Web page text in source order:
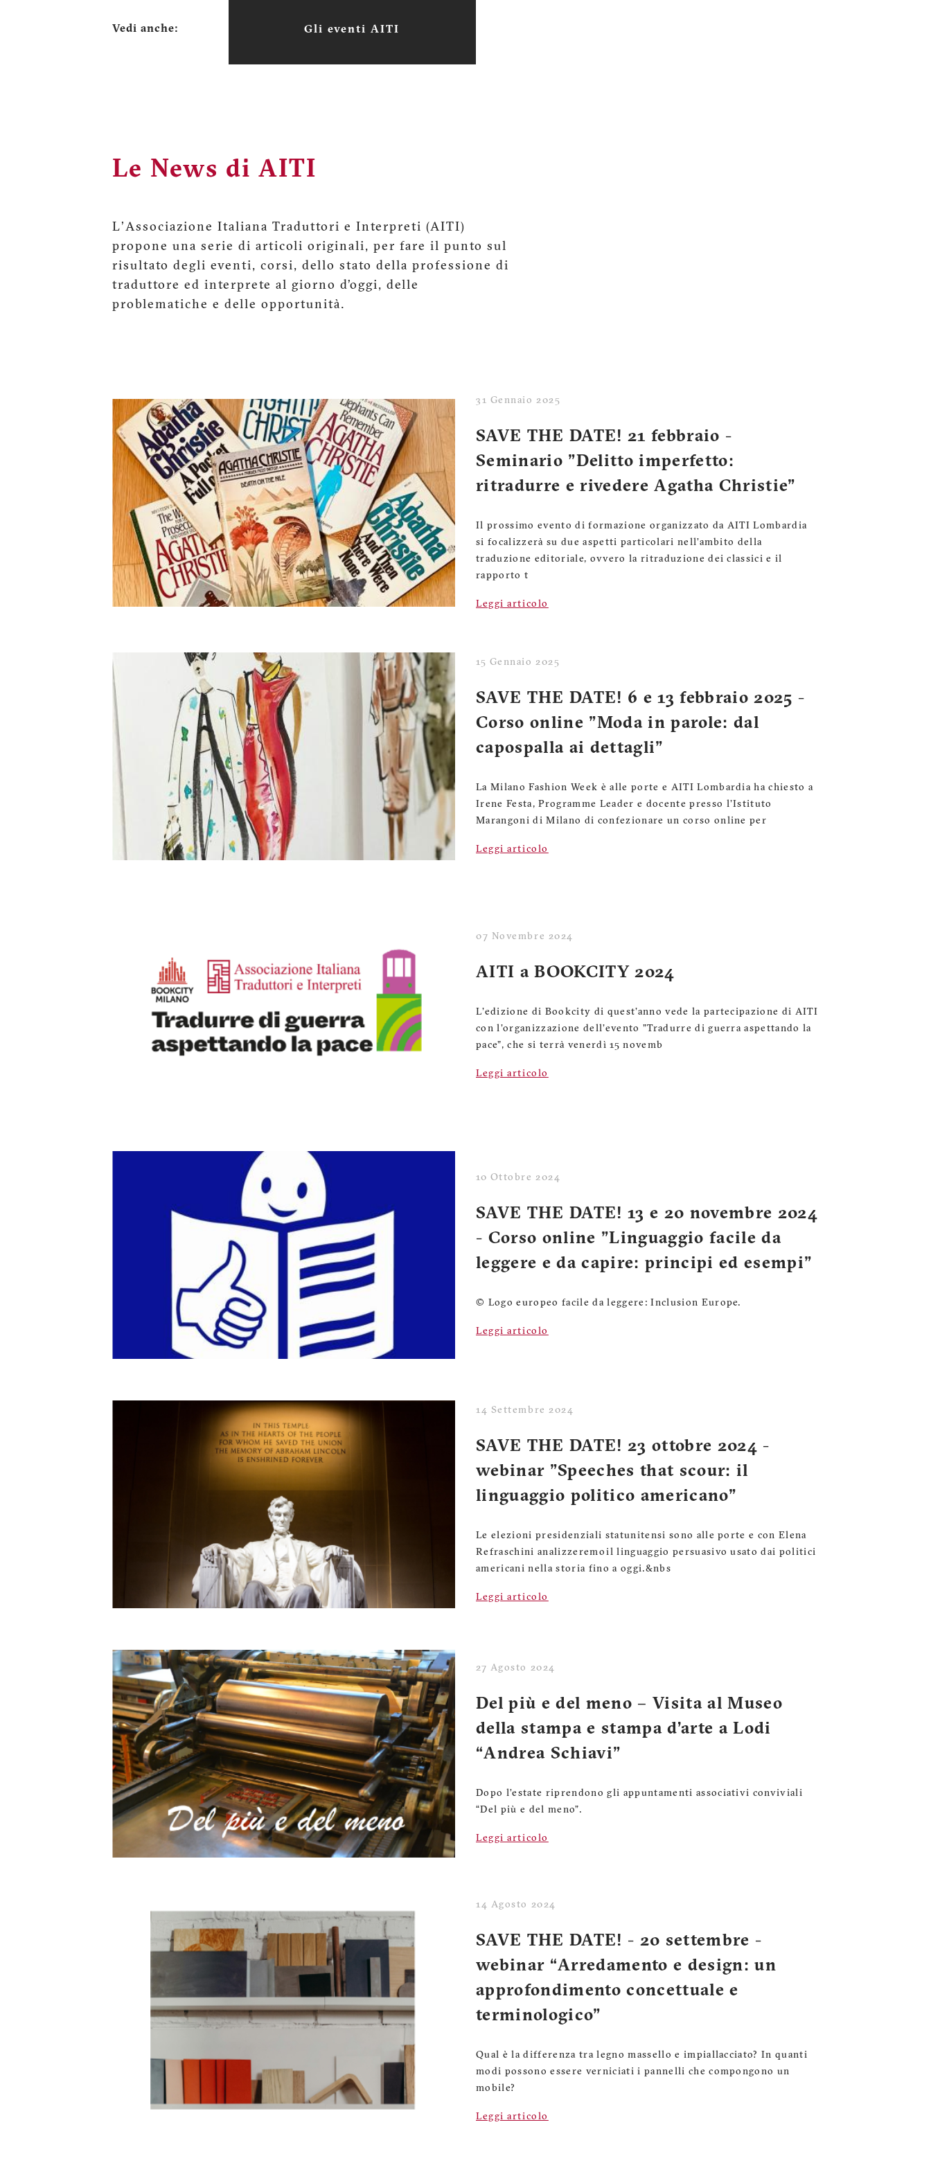
Vedi anche: Gli eventi AITI
Le News di AITI
L'Associazione Italiana Traduttori e Interpreti (AITI)
propone una serie di articoli originali, per fare il punto sul
risultato degli eventi, corsi, dello stato della professione di
traduttore ed interprete al giorno d’oggi, delle
problematiche e delle opportunità.
31 Gennaio 2025
SAVE THE DATE! 21 febbraio -
Seminario "Delitto imperfetto:
ritradurre e rivedere Agatha Christie"
Il prossimo evento di formazione organizzato da AITI Lombardia
si focalizzerà su due aspetti particolari nell’ambito della
traduzione editoriale, ovvero la ritraduzione dei classici e il
rapporto t
Leggi articolo
15 Gennaio 2025
SAVE THE DATE! 6 e 13 febbraio 2025 -
Corso online "Moda in parole: dal
capospalla ai dettagli"
La Milano Fashion Week è alle porte e AITI Lombardia ha chiesto a
Irene Festa, Programme Leader e docente presso l'Istituto
Marangoni di Milano di confezionare un corso online per
Leggi articolo
07 Novembre 2024
AITI a BOOKCITY 2024
L'edizione di Bookcity di quest'anno vede la partecipazione di AITI
con l'organizzazione dell'evento "Tradurre di guerra aspettando la
pace", che si terrà venerdì 15 novemb
Leggi articolo
10 Ottobre 2024
SAVE THE DATE! 13 e 20 novembre 2024
- Corso online "Linguaggio facile da
leggere e da capire: principi ed esempi"
© Logo europeo facile da leggere: Inclusion Europe.
Leggi articolo
14 Settembre 2024
SAVE THE DATE! 23 ottobre 2024 -
webinar "Speeches that scour: il
linguaggio politico americano"
Le elezioni presidenziali statunitensi sono alle porte e con Elena
Refraschini analizzeremo il linguaggio persuasivo usato dai politici
americani nella storia fino a oggi.&nbs
Leggi articolo
27 Agosto 2024
Del più e del meno – Visita al Museo
della stampa e stampa d’arte a Lodi
“Andrea Schiavi”
Dopo l’estate riprendono gli appuntamenti associativi conviviali
“Del più e del meno”.
Leggi articolo
14 Agosto 2024
SAVE THE DATE! - 20 settembre -
webinar “Arredamento e design: un
approfondimento concettuale e
terminologico"
Qual è la differenza tra legno massello e impiallacciato? In quanti
modi possono essere verniciati i pannelli che compongono un
mobile?
Leggi articolo